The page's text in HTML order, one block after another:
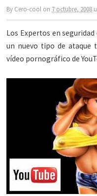
By Cero-cool on 7 octubre, 2008
Los Expertos en
un nuevo tipo de ataque
vídeo pornográfico de